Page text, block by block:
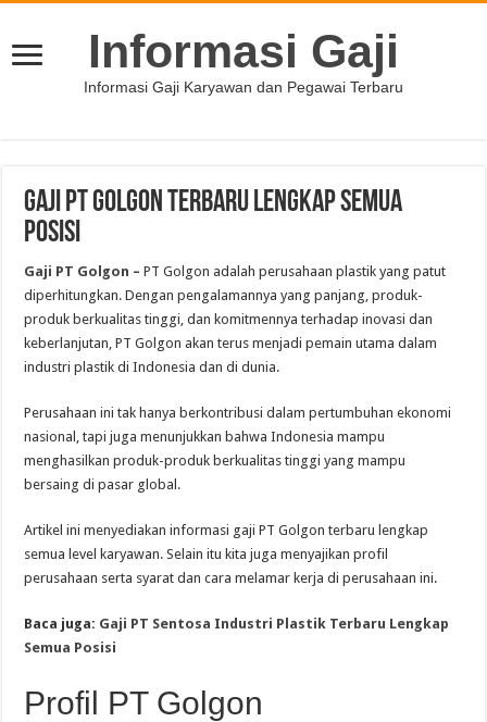
Informasi Gaji
Informasi Gaji Karyawan dan Pegawai Terbaru
Gaji PT Golgon Terbaru Lengkap Semua
Posisi
Gaji PT Golgon – PT Golgon adalah perusahaan plastik yang patut
diperhitungkan. Dengan pengalamannya yang panjang, produk-
produk berkualitas tinggi, dan komitmennya terhadap inovasi dan
keberlanjutan, PT Golgon akan terus menjadi pemain utama dalam
industri plastik di Indonesia dan di dunia.
Perusahaan ini tak hanya berkontribusi dalam pertumbuhan ekonomi
nasional, tapi juga menunjukkan bahwa Indonesia mampu
menghasilkan produk-produk berkualitas tinggi yang mampu
bersaing di pasar global.
Artikel ini menyediakan informasi gaji PT Golgon terbaru lengkap
semua level karyawan. Selain itu kita juga menyajikan profil
perusahaan serta syarat dan cara melamar kerja di perusahaan ini.
Baca juga: Gaji PT Sentosa Industri Plastik Terbaru Lengkap
Semua Posisi
Profil PT Golgon